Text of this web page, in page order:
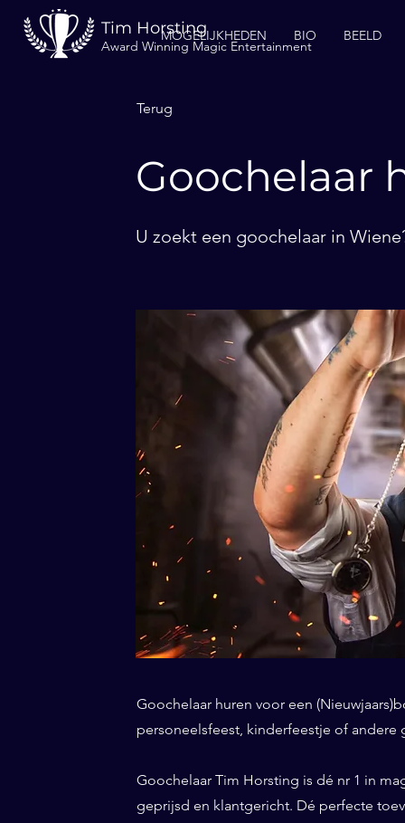
Tim Horsting
Award Winning Magic Entertainment
MOGELIJKHEDEN BIO BEELD
Terug
Goochelaar
U zoekt een goochelaar in
Goochelaar huren voor een
personeelsfeest, kinderfeestje of
Goochelaar Tim Horsting is dé nr 1 in
geprijsd en klantgericht. Dé perfecte